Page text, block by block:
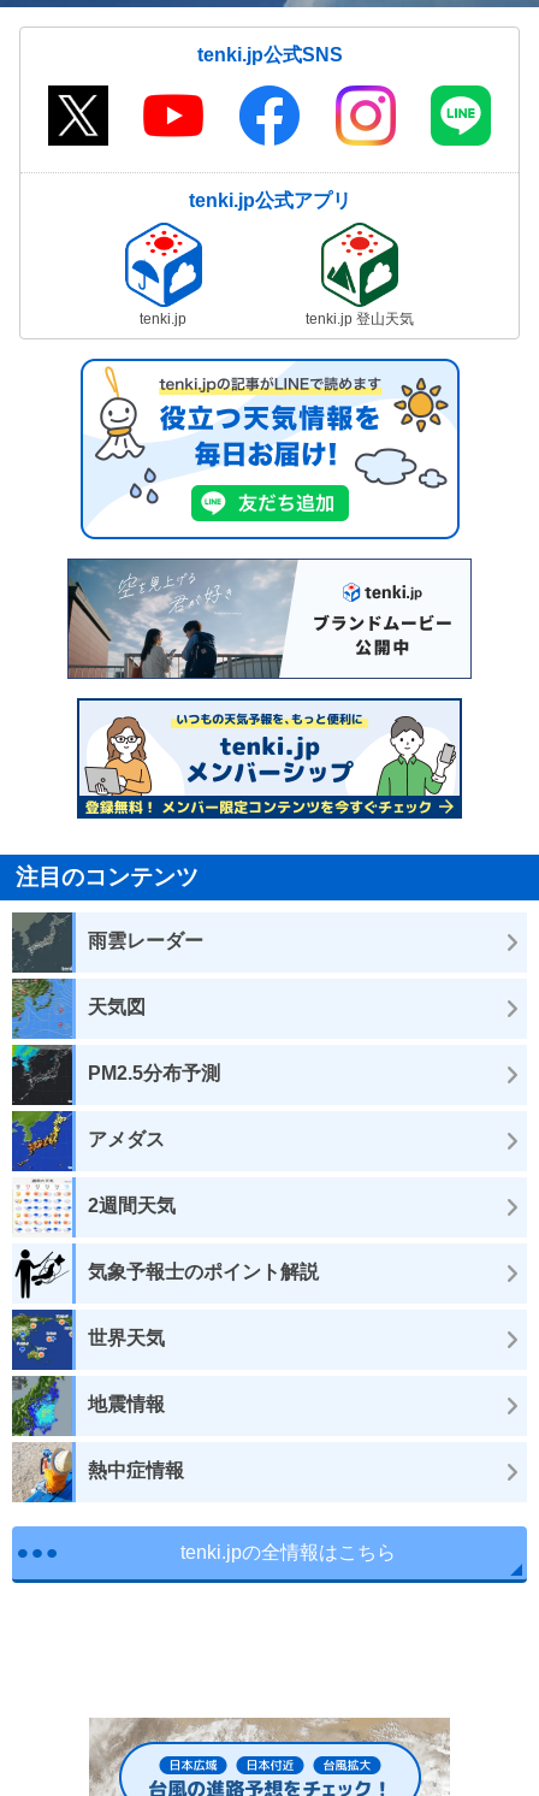
tenki.jp公式SNS
tenki.jp公式アプリ
tenki.jp tenki.jp 登山天気
注目のコンテンツ
雨雲レーダー
天気図
PM2.5分布予測
アメダス
2週間天気
気象予報士のポイント解説
世界天気
地震情報
熱中症情報
tenki.jpの全情報はこちら